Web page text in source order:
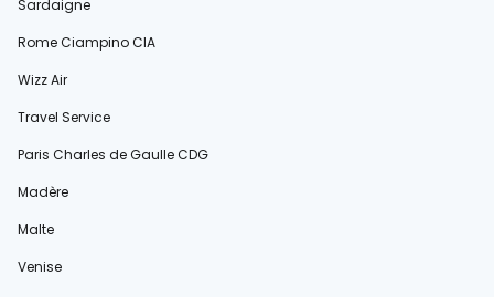
Sardaigne
Rome Ciampino CIA
Wizz Air
Travel Service
Paris Charles de Gaulle CDG
Madère
Malte
Venise